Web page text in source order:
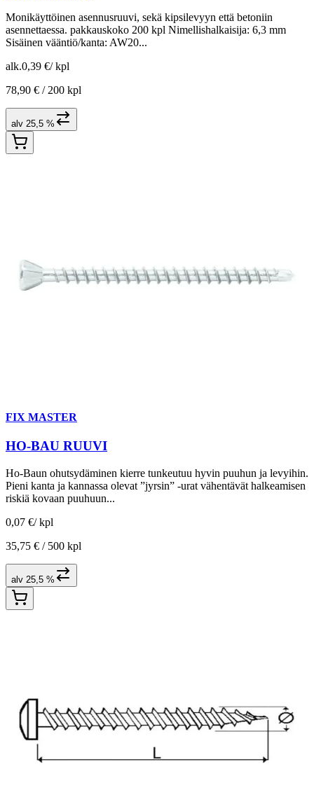
Monikäyttöinen asennusruuvi, sekä kipsilevyyn että betoniin
asennettaessa. pakkauskoko 200 kpl Nimellishalkaisija: 6,3 mm
Sisäinen vääntiö/kanta: AW20...
alk.0,39 €/ kpl
78,90 € / 200 kpl
alv 25,5 %
FIX MASTER
HO-BAU RUUVI
Ho-Baun ohutsydäminen kierre tunkeutuu hyvin puuhun ja levyihin.
Pieni kanta ja kannassa olevat ”jyrsin” -urat vähentävät halkeamisen
riskiä kovaan puuhuun...
0,07 €/ kpl
35,75 € / 500 kpl
alv 25,5 %